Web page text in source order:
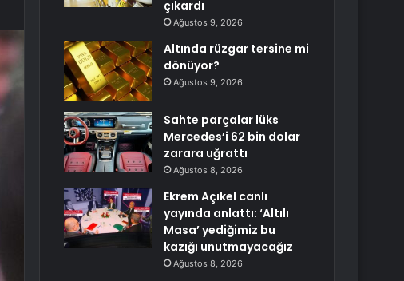
çıkardı
Ağustos 9, 2026
Altında rüzgar tersine mi
dönüyor?
Ağustos 9, 2026
Sahte parçalar lüks
Mercedes’i 62 bin dolar
zarara uğrattı
Ağustos 8, 2026
Ekrem Açıkel canlı
yayında anlattı: ‘Altılı
Masa’ yediğimiz bu
kazığı unutmayacağız
Ağustos 8, 2026